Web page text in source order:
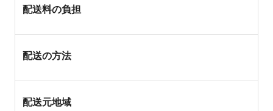
配送料の負担
配送の方法
配送元地域